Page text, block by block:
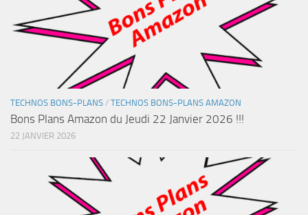
TECHNOS BONS-PLANS / TECHNOS BONS-PLANS AMAZON
Bons Plans Amazon du Jeudi 22 Janvier 2026 !!!
22 JANVIER 2026